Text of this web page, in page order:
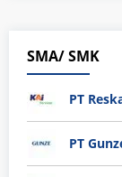
SMA/ SMK
PT
PT